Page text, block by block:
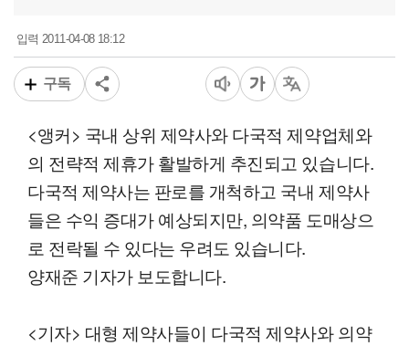
입력2011-04-08 18:12
구독
<앵커> 국내 상위 제약사와 다국적 제약업체와
의 전략적 제휴가 활발하게 추진되고 있습니다.
다국적 제약사는 판로를 개척하고 국내 제약사
들은 수익 증대가 예상되지만, 의약품 도매상으
로 전락될 수 있다는 우려도 있습니다.
양재준 기자가 보도합니다.
<기자> 대형 제약사들이 다국적 제약사와 의약